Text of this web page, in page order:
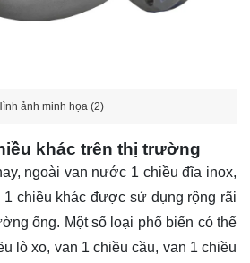
ảnh minh họa (2)
khác trên thị trường
ngoài van nước 1 chiều đĩa inox,
chiều khác được sử dụng rộng rãi
ống. Một số loại phổ biến có thể
lò xo, van 1 chiều cầu, van 1 chiều